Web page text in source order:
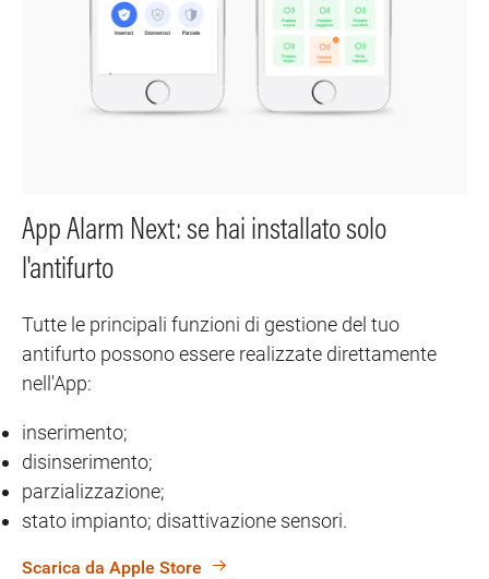
App Alarm Next: se hai installato solo
l'antifurto
Tutte le principali funzioni di gestione del tuo
antifurto possono essere realizzate direttamente
nell'App:
inserimento;
disinserimento;
parzializzazione;
stato impianto; disattivazione sensori.
Scarica da Apple Store